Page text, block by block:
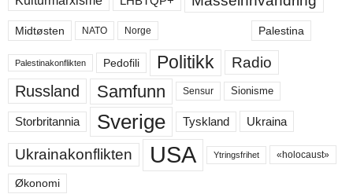
Midtøsten NATO Norge Palestina
Palestinakonflikten Pedofili Politikk Radio
Russland Samfunn Sensur Sionisme
Storbritannia Sverige Tyskland Ukraina
Ukrainakonflikten USA Ytringsfrihet «holocaust»
Økonomi